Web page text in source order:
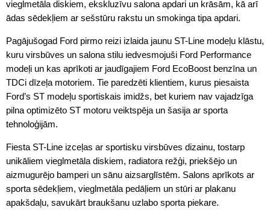
vieglmetāla diskiem, ekskluzīvu salona apdari un krāsām, kā arī
ādas sēdekļiem ar sešstūru rakstu un smokinga tipa apdari.
Pagājušogad Ford pirmo reizi izlaida jaunu ST-Line modeļu klāstu,
kuru virsbūves un salona stilu iedvesmojuši Ford Performance
modeļi un kas aprīkoti ar jaudīgajiem Ford EcoBoost benzīna un
TDCi dīzeļa motoriem. Tie paredzēti klientiem, kurus piesaista
Ford’s ST modeļu sportiskais imidžs, bet kuriem nav vajadzīga
pilna optimizēto ST motoru veiktspēja un šasija ar sporta
tehnoloģijām.
Fiesta ST-Line izceļas ar sportisku virsbūves dizainu, tostarp
unikāliem vieglmetāla diskiem, radiatora režģi, priekšējo un
aizmugurējo bamperi un sānu aizsarglīstēm. Salons aprīkots ar
sporta sēdekļiem, vieglmetāla pedāļiem un stūri ar plakanu
apakšdaļu, savukārt braukšanu uzlabo sporta piekare.